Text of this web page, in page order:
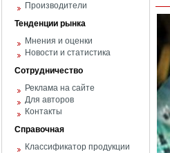
Производители
Тенденции рынка
Мнения и оценки
Новости и статистика
Сотрудничество
Реклама на сайте
Для авторов
Контакты
Справочная
Классификатор продукции